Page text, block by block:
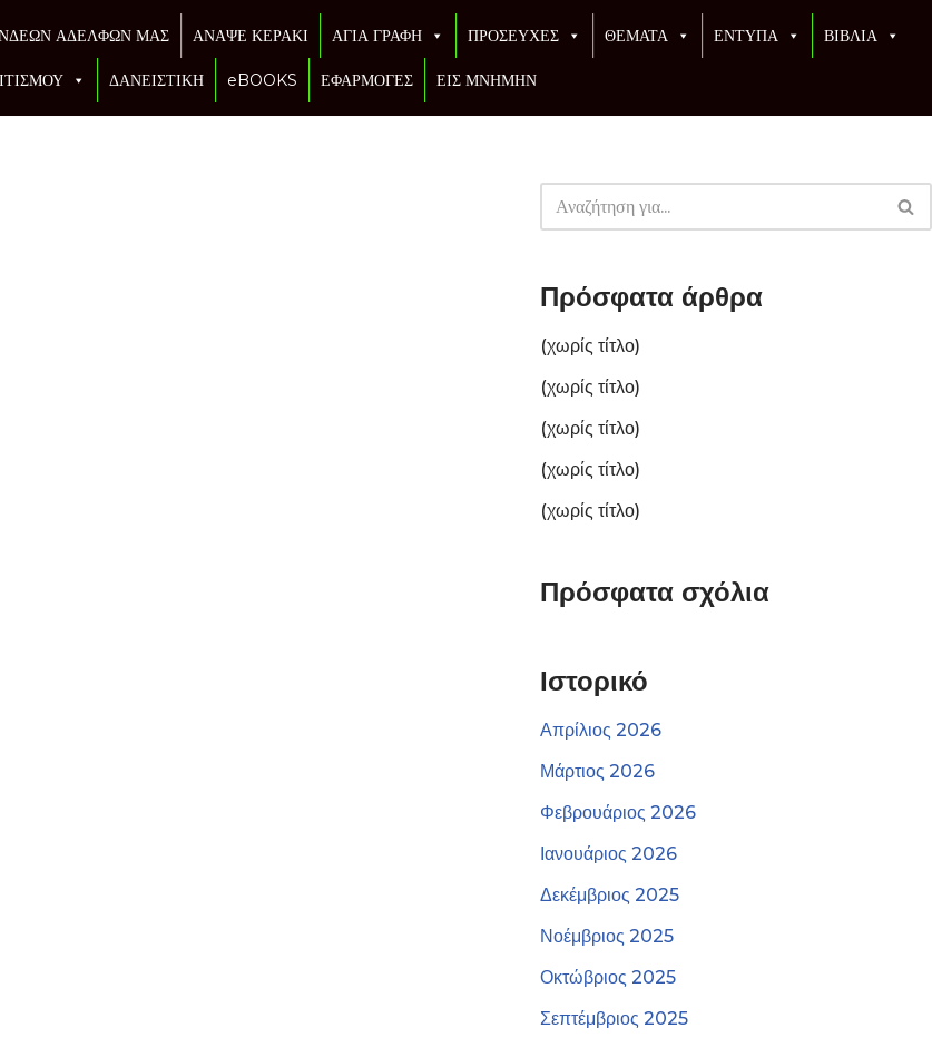
ΑΔΕΛΦΩΝ ΜΑΣ ΑΝΑΨΕ ΚΕΡΑΚΙ ΑΓΙΑ ΓΡΑΦΗ ΠΡΟΣΕΥΧΕΣ ΘΕΜΑΤΑ ΕΝΤΥΠΑ ΒΙΒΛΙΑ
ΔΑΝΕΙΣΤΙΚΗ eBOOKS ΕΦΑΡΜΟΓΕΣ ΕΙΣ ΜΝΗΜΗΝ
Πρόσφατα άρθρα
(χωρίς τίτλο)
(χωρίς τίτλο)
(χωρίς τίτλο)
(χωρίς τίτλο)
(χωρίς τίτλο)
Πρόσφατα σχόλια
Ιστορικό
Απρίλιος 2026
Μάρτιος 2026
Φεβρουάριος 2026
Ιανουάριος 2026
Δεκέμβριος 2025
Νοέμβριος 2025
Οκτώβριος 2025
Σεπτέμβριος 2025